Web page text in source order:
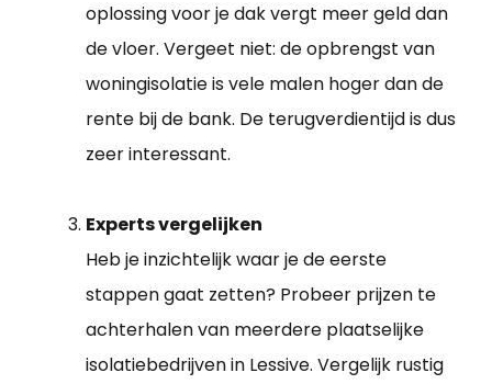
oplossing voor je dak vergt meer geld dan
de vloer. Vergeet niet: de opbrengst van
woningisolatie is vele malen hoger dan de
rente bij de bank. De terugverdientijd is dus
zeer interessant.
Experts vergelijken
Heb je inzichtelijk waar je de eerste
stappen gaat zetten? Probeer prijzen te
achterhalen van meerdere plaatselijke
isolatiebedrijven in Lessive. Vergelijk rustig